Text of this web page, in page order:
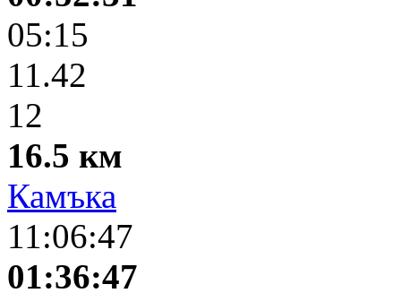
05:15
11.42
12
16.5 км
Камъка
11:06:47
01:36:47